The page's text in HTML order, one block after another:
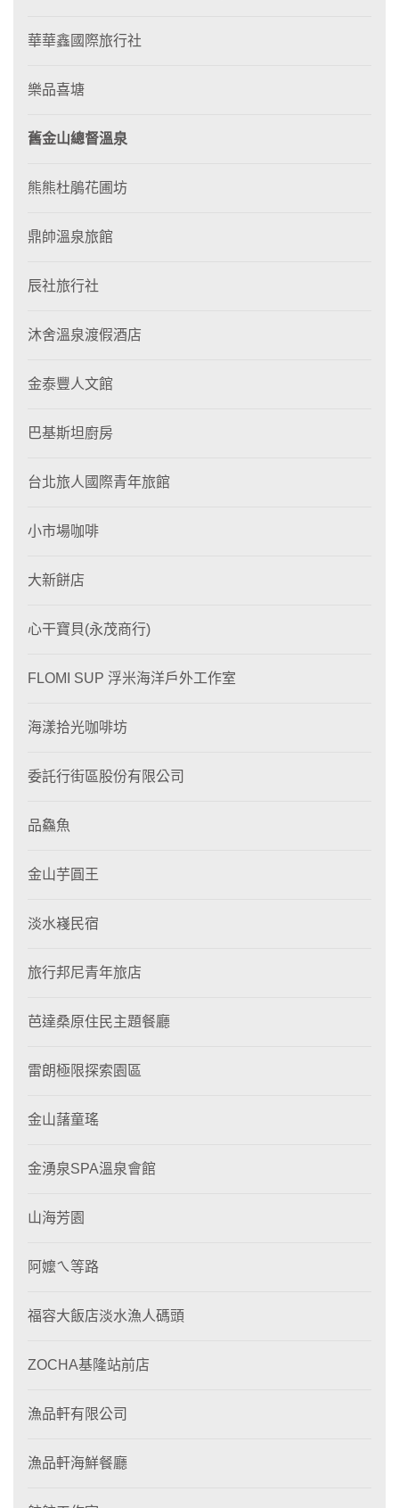
華華鑫國際旅行社
樂品喜塘
舊金山總督溫泉
熊熊杜鵑花圃坊
鼎帥溫泉旅館
辰社旅行社
沐舍溫泉渡假酒店
金泰豐人文館
巴基斯坦廚房
台北旅人國際青年旅館
小市場咖啡
大新餅店
心干寶貝(永茂商行)
FLOMI SUP 浮米海洋戶外工作室
海漾拾光咖啡坊
委託行街區股份有限公司
品鱻魚
金山芋圓王
淡水嶘民宿
旅行邦尼青年旅店
芭達桑原住民主題餐廳
雷朗極限探索園區
金山藷童瑤
金湧泉SPA溫泉會館
山海芳園
阿嬤ㄟ等路
福容大飯店淡水漁人碼頭
ZOCHA基隆站前店
漁品軒有限公司
漁品軒海鮮餐廳